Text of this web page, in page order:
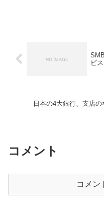
ビ
日本の4大銀行、支店の
コメント
コメン